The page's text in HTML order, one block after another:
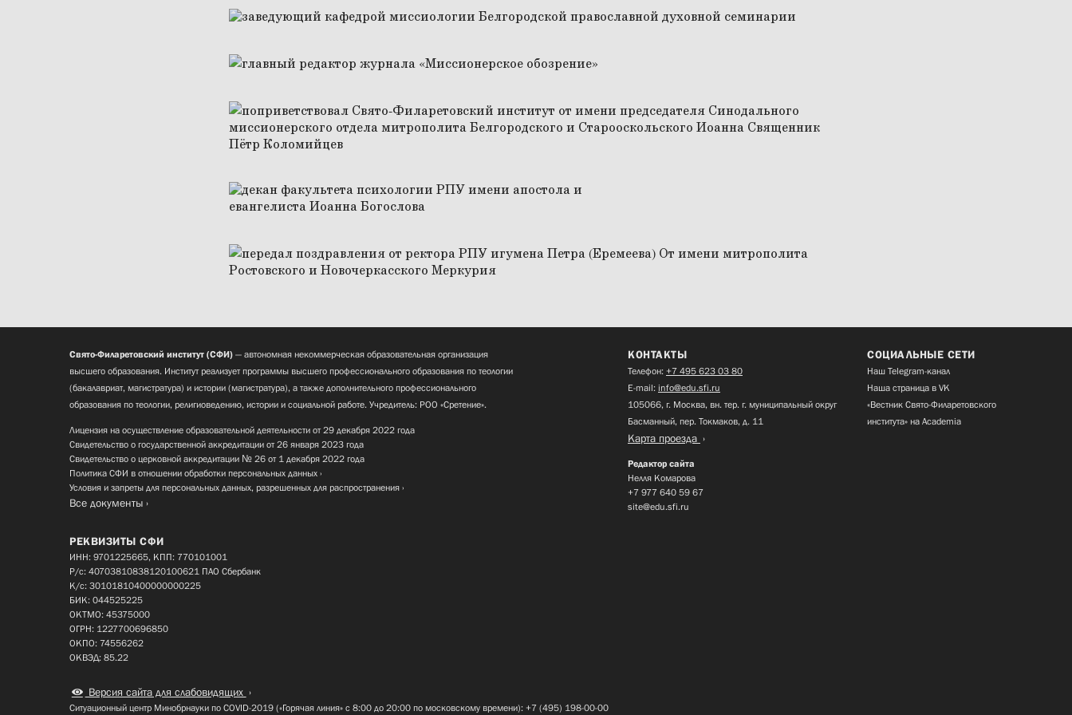
Свято-Филаретовский институт (СФИ) — автономная некоммерческая образовательная организация
высшего образования. Институт реализует программы высшего профессионального образования по теологии
(бакалавриат, магистратура) и истории (магистратура), а также дополнительного профессионального
образования по теологии, религиоведению, истории и социальной работе. Учредитель: РОО «Сретение».
Лицензия на осуществление образовательной деятельности от 29 декабря 2022 года
Свидетельство о государственной аккредитации от 26 января 2023 года
Свидетельство о церковной аккредитации № 26 от 1 декабря 2022 года
Политика СФИ в отношении обработки персональных данных
Условия и запреты для персональных данных, разрешенных для распространения
Все документы
КОНТАКТЫ
Телефон: +7 495 623 03 80
E-mail: info@edu.sfi.ru
105066, г. Москва, вн. тер. г. муниципальный округ
Басманный, пер. Токмаков, д. 11
Карта проезда
Редактор сайта
Нелля Комарова
+7 977 640 59 67
site@edu.sfi.ru
СОЦИАЛЬНЫЕ СЕТИ
Наш Telegram-канал
Наша страница в VK
«Вестник Свято-Филаретовского
института» на Academia
РЕКВИЗИТЫ СФИ
ИНН: 9701225665, КПП: 770101001
Р/с: 40703810838120100621 ПАО Сбербанк
К/с: 30101810400000000225
БИК: 044525225
ОКТМО: 45375000
ОГРН: 1227700696850
ОКПО: 74556262
ОКВЭД: 85.22
Версия сайта для слабовидящих
Ситуационный центр Минобрнауки по COVID-2019 («Горячая линия» с 8:00 до 20:00 по московскому времени): +7 (495) 198-00-00